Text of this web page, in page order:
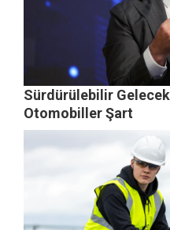
Sürdürülebilir
Otomobiller Şart